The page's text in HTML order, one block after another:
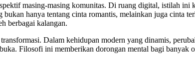
masing-masing komunitas. Di ruang digital, istilah ini
hanya tentang cinta romantis, melainkan juga cinta
berbagai kalangan.
Dalam kehidupan modern yang dinamis,
Filosofi ini memberikan dorongan mental bagi banyak